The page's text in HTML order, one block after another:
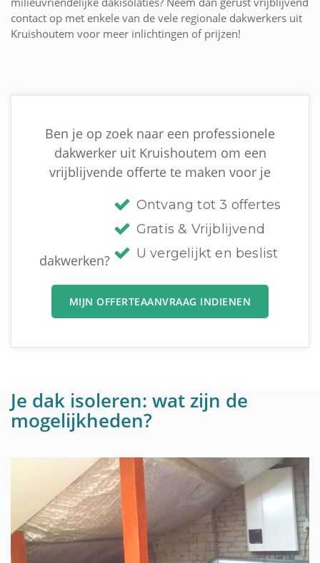
contact op met enkele van de vele regionale dakwerkers uit
Kruishoutem voor meer inlichtingen of prijzen!
Ben je op zoek naar een professionele
dakwerker uit Kruishoutem om een
vrijblijvende offerte te maken voor je
dakwerken?
Ontvang tot 3 offertes
Gratis & Vrijblijvend
U vergelijkt en beslist
MIJN OFFERTEAANVRAAG INDIENEN
Je dak isoleren: wat zijn de
mogelijkheden?